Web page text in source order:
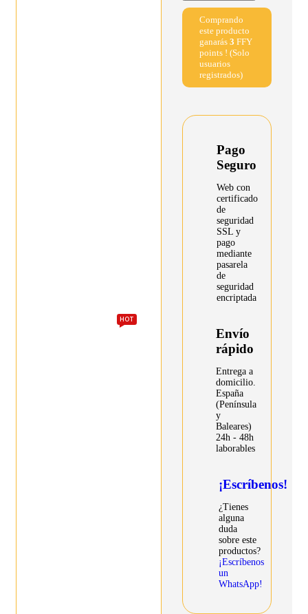
Comprando
este producto
ganarás3 FFY
points ! (Solo
usuarios
registrados)
Pago
Seguro
Web con
certificado
de
seguridad
SSL y
pago
mediante
pasarela
de
seguridad
encriptada
Envío
rápido
Entrega a
domicilio.
España
(Península
y
Baleares)
24h - 48h
laborables
¡Escríbenos!
¿Tienes
alguna
duda
sobre este
productos?
¡Escríbenos
un
WhatsApp!
HOT